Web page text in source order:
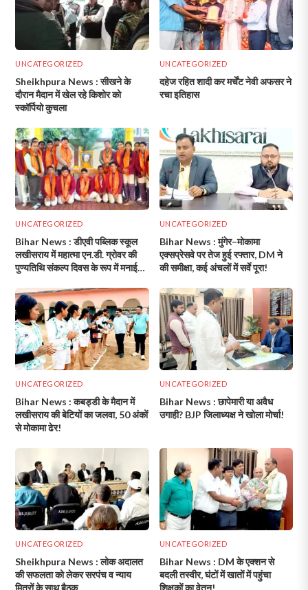
UNCATEGORIZED
Sheikhpura News : सीखने के
दौरान मैदान में खेल रहे किशोर को
स्कॉर्पियो कुचला
UNCATEGORIZED
दहेज रहित शादी कर मर्चेंट नेवी अफसर ने
रचा इतिहास
UNCATEGORIZED
Bihar News : डीएवी पब्लिक स्कूल
लखीसराय में महात्मा एन.डी. ग्रोवर की
पुण्यतिथि संकल्प दिवस के रूप में मनाई
UNCATEGORIZED
Bihar News : मुंगेर–मोकामा
एक्सप्रेसवे पर तेज हुई रफ्तार, DM ने
की समीक्षा, कई अंचलों में सर्वे पूरा!
UNCATEGORIZED
Bihar News : कबड्डी के मैदान में
लखीसराय की बेटियों का जलवा, 50 अंकों
से मोकामा ढेर!
UNCATEGORIZED
Bihar News : छापेमारी या अवैध
उगाही? BJP जिलाध्यक्ष ने खोला मोर्चा!
UNCATEGORIZED
Sheikhpura News : लोक अदालत
की सफलता को लेकर सरपंच व न्याय
मित्रों के साथ बैठक
UNCATEGORIZED
Bihar News : DM के एक्शन से
बदली तस्वीर, घंटों में खातों में पहुंचा
शिक्षकों का वेतन!